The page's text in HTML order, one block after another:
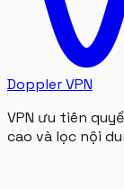
Doppler VPN
VPN ưu tiên
cao và lọc nội